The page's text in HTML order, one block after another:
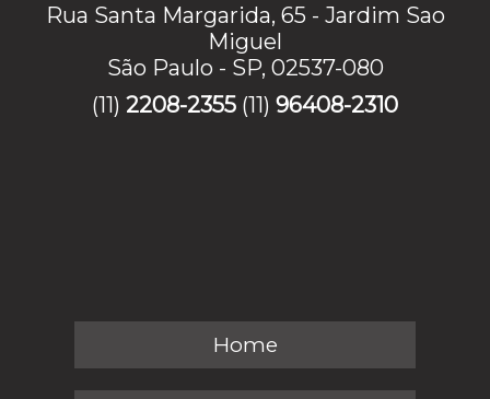
Rua Santa Margarida, 65 - Jardim Sao
Miguel
São Paulo - SP, 02537-080
(11) 2208-2355 (11) 96408-2310
Home